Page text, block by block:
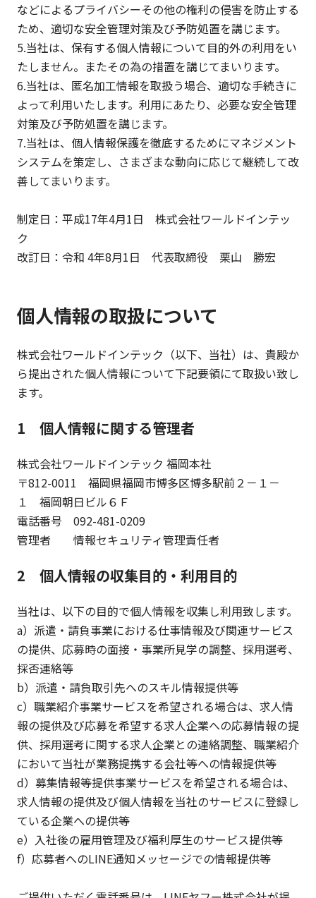
などによるプライバシーその他の権利の侵害を防止する
ため、適切な安全管理対策及び予防処置を講じます。
5.当社は、保有する個人情報について目的外の利用をい
たしません。またその為の措置を講じてまいります。
6.当社は、匿名加工情報を取扱う場合、適切な手続きに
よって利用いたします。利用にあたり、必要な安全管理
対策及び予防処置を講じます。
7.当社は、個人情報保護を徹底するためにマネジメント
システムを策定し、さまざまな動向に応じて継続して改
善してまいります。
制定日：平成17年4月1日 株式会社ワールドインテッ
ク
改訂日：令和 4年8月1日 代表取締役 栗山 勝宏
個人情報の取扱について
株式会社ワールドインテック（以下、当社）は、貴殿か
ら提出された個人情報について下記要領にて取扱い致し
ます。
1 個人情報に関する管理者
株式会社ワールドインテック 福岡本社
〒812-0011 福岡県福岡市博多区博多駅前２－１－
１ 福岡朝日ビル６Ｆ
電話番号 092-481-0209
管理者 情報セキュリティ管理責任者
2 個人情報の収集目的・利用目的
当社は、以下の目的で個人情報を収集し利用致します。
a）派遣・請負事業における仕事情報及び関連サービス
の提供、応募時の面接・事業所見学の調整、採用選考、
採否連絡等
b）派遣・請負取引先へのスキル情報提供等
c）職業紹介事業サービスを希望される場合は、求人情
報の提供及び応募を希望する求人企業への応募情報の提
供、採用選考に関する求人企業との連絡調整、職業紹介
において当社が業務提携する会社等への情報提供等
d）募集情報等提供事業サービスを希望される場合は、
求人情報の提供及び個人情報を当社のサービスに登録し
ている企業への提供等
e）入社後の雇用管理及び福利厚生のサービス提供等
f）応募者へのLINE通知メッセージでの情報提供等